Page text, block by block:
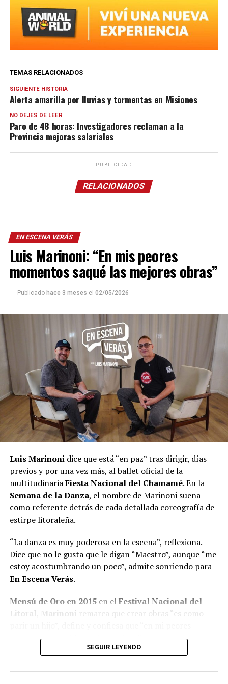
TEMAS RELACIONADOS
SIGUIENTE HISTORIA
Alerta amarilla por lluvias y tormentas en Misiones
NO DEJES DE LEER
Paro de 48 horas: Investigadores reclaman a la
Provincia mejoras salariales
PUBLICIDAD
RELACIONADOS
EN ESCENA VERÁS
Luis Marinoni: “En mis peores
momentos saqué las mejores obras”
Publicado hace 3 meses el 02/05/2026
Luis Marinonidice que está “en paz” tras dirigir, días
previos y por una vez más, al ballet oficial de la
multitudinariaFiesta Nacional del Chamamé. En la
Semana de la Danza, el nombre de Marinoni suena
como referente detrás de cada detallada coreografía de
estirpe litoraleña.
“La danza es muy poderosa en la escena”, reflexiona.
Dice que no le gusta que le digan “Maestro”, aunque “me
estoy acostumbrando un poco”, admite sonriendo para
En Escena Verás.
Mensú de Oro en 2015en elFestival Nacional del
Litoral Marinoni remarca que crear obras “es como
momentos saqué las mejores obras”.
para integrar el Ballet Folklórico Nacionalal mando
SEGUIR LEYENDO